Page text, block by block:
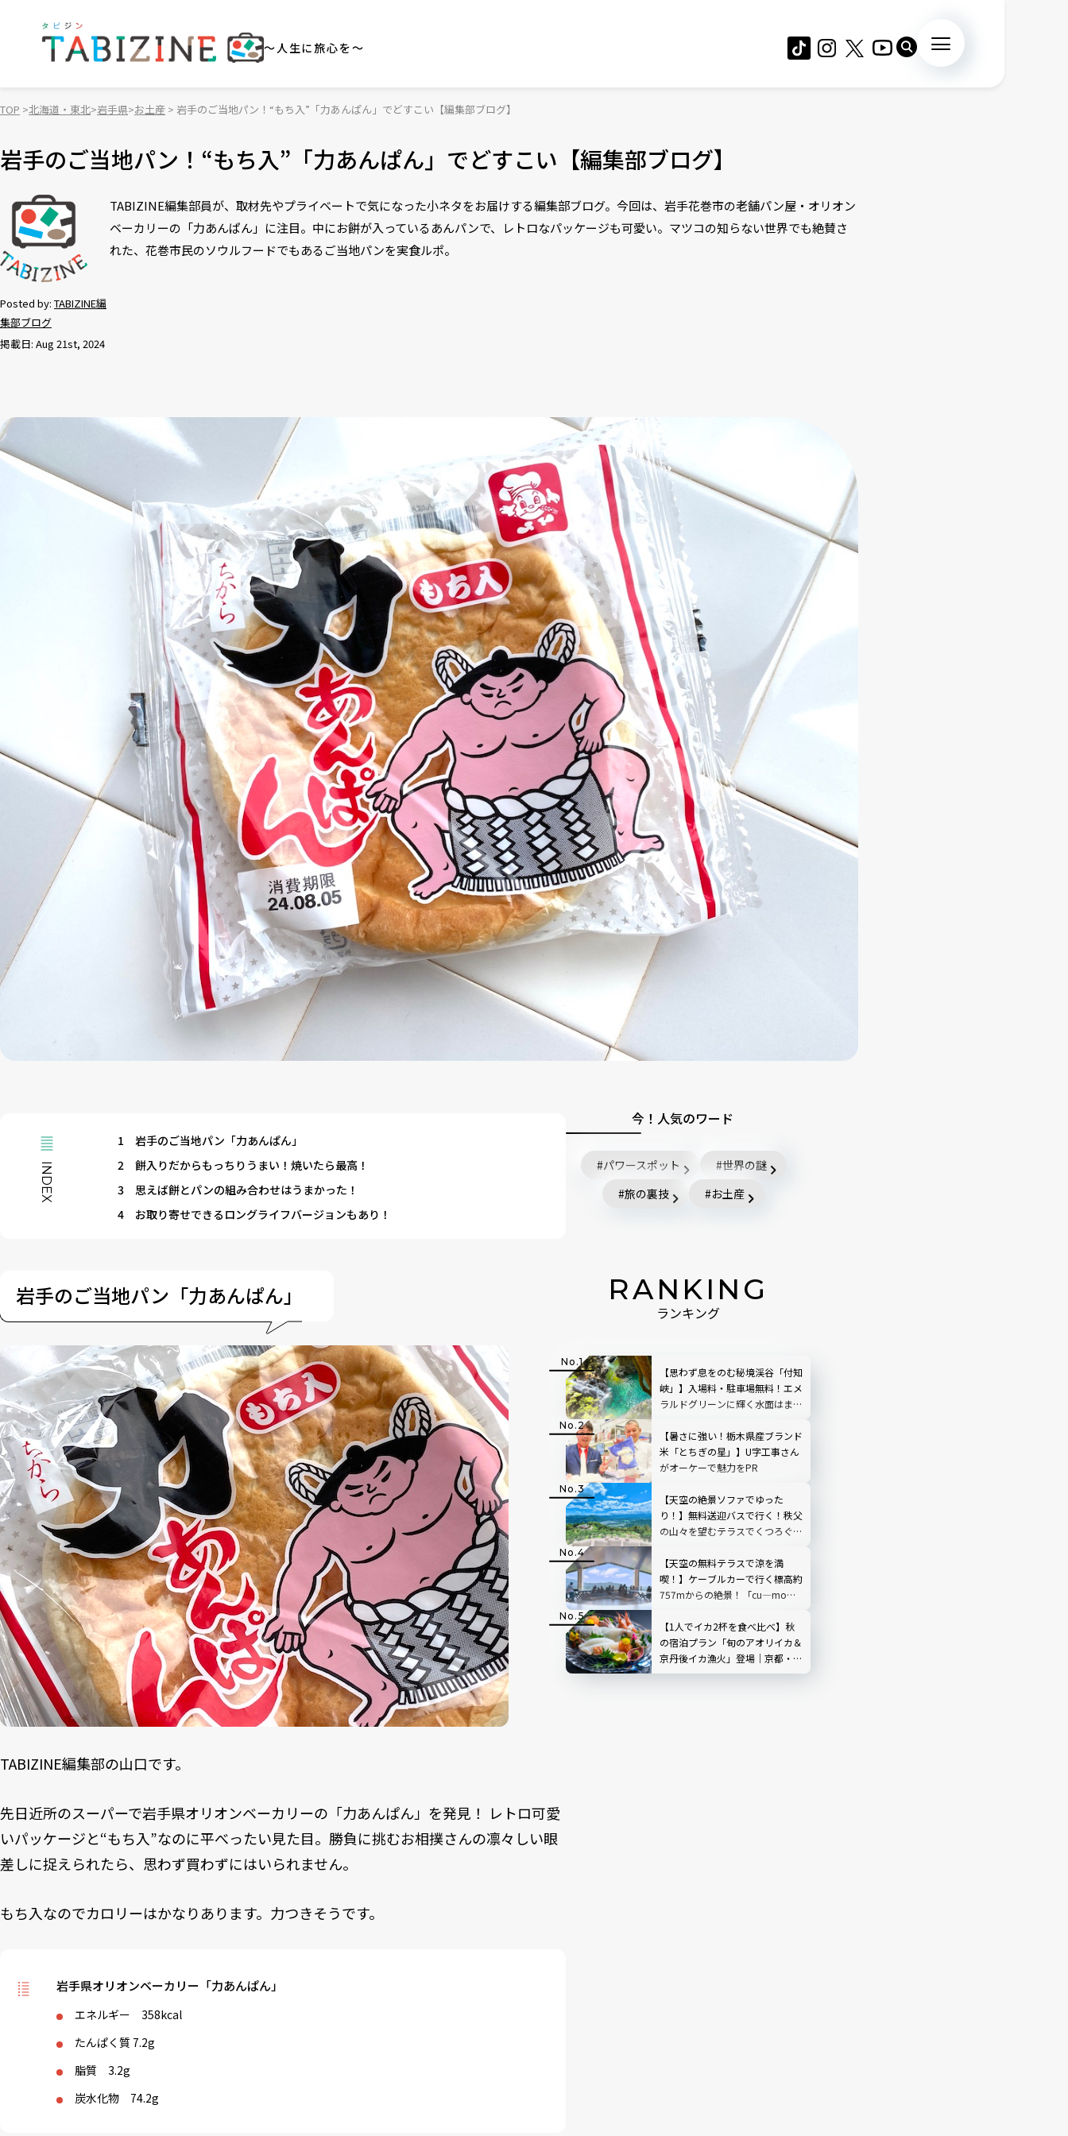
～人生に旅心を～
TOP 北海道・東北 岩手県 お土産 岩手のご当地パン！“もち入”「力あんぱん」でどすこい【編集部ブログ】
岩手のご当地パン！“もち入”「力あんぱん」でどすこい【編集部ブログ】
Posted by: TABIZINE編
集部ブログ
掲載日: Aug 21st, 2024
TABIZINE編集部員が、取材先やプライベートで気になった小ネタをお届けする編集部ブログ。今回は、岩手花巻市の老舗パン屋・オリオン
ベーカリーの「力あんぱん」に注目。中にお餅が入っているあんパンで、レトロなパッケージも可愛い。マツコの知らない世界でも絶賛さ
れた、花巻市民のソウルフードでもあるご当地パンを実食ルポ。
INDEX
1
岩手のご当地パン「力あんぱん」
2
餅入りだからもっちりうまい！焼いたら最高！
3
思えば餅とパンの組み合わせはうまかった！
4
お取り寄せできるロングライフバージョンもあり！
岩手のご当地パン「力あんぱん」
TABIZINE編集部の山口です。
先日近所のスーパーで岩手県オリオンベーカリーの「力あんぱん」を発見！ レトロ可愛
いパッケージと“もち入”なのに平べったい見た目。勝負に挑むお相撲さんの凛々しい眼
差しに捉えられたら、思わず買わずにはいられません。
もち入なのでカロリーはかなりあります。力つきそうです。
岩手県オリオンベーカリー「力あんぱん」
エネルギー 358kcal
たんぱく質 7.2g
脂質 3.2g
炭水化物 74.2g
今！人気のワード
パワースポット
世界の謎
旅の裏技
お土産
RANKING
ランキング
【思わず息をのむ秘境渓谷「付知
峡」】入場料・駐車場無料！エメ
ラルドグリーンに輝く水面はまる
【暑さに強い！栃木県産ブランド
米「とちぎの星」】U字工事さん
がオーケーで魅力をPR
【天空の絶景ソファでゆった
り！】無料送迎バスで行く！秩父
の山々を望むテラスでくつろぐ
レビュー｜埼玉県
【天空の無料テラスで涼を満
喫！】ケーブルカーで行く標高約
757mからの絶景！「cu―mo箱
【1人でイカ2杯を食べ比べ】秋
の宿泊プラン「旬のアオリイカ＆
京丹後イカ漁火」登場｜京都・夕
日ヶ浦温泉 海舟